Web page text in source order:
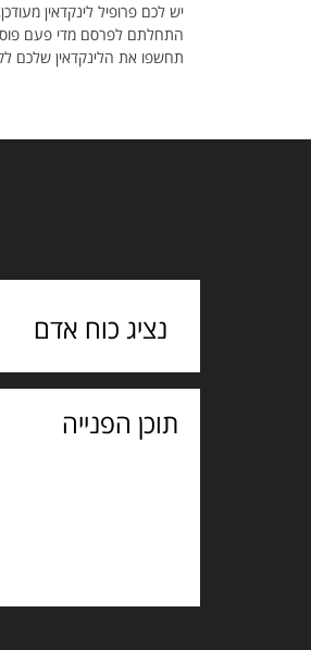
יש לכם פרופיל לינקדאין
התחלתם לפרסם מדי פעם
תחשפו את הלינקדאין שלכם
נציג כוח אדם
תוכן